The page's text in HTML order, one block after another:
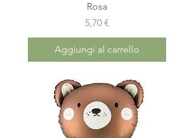
Rosa
Prezzo
5,70 €
Aggiungi al carrello